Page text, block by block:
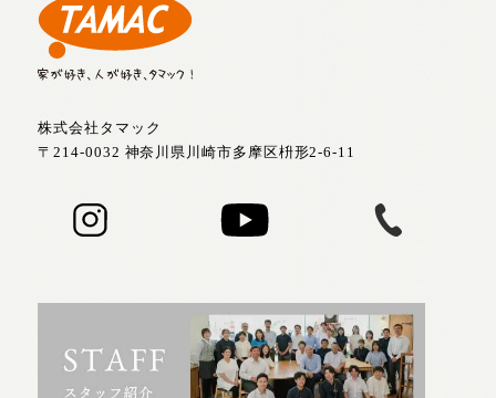
株式会社タマック
〒214-0032 神奈川県川崎市多摩区枡形2-6-11